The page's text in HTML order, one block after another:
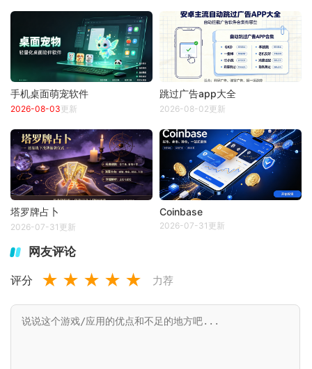
手机桌面萌宠软件
2026-08-03更新
跳过广告app大全
2026-08-02更新
塔罗牌占卜
2026-07-31更新
Coinbase
2026-07-31更新
网友评论
评分 ★ ★ ★ ★ ★ 力荐